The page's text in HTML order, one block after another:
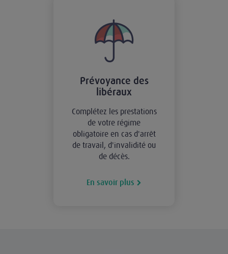
Prévoyance des
libéraux
Complétez les prestations
de votre régime
obligatoire en cas d'arrêt
de travail, d'invalidité ou
de décès.
En savoir plus